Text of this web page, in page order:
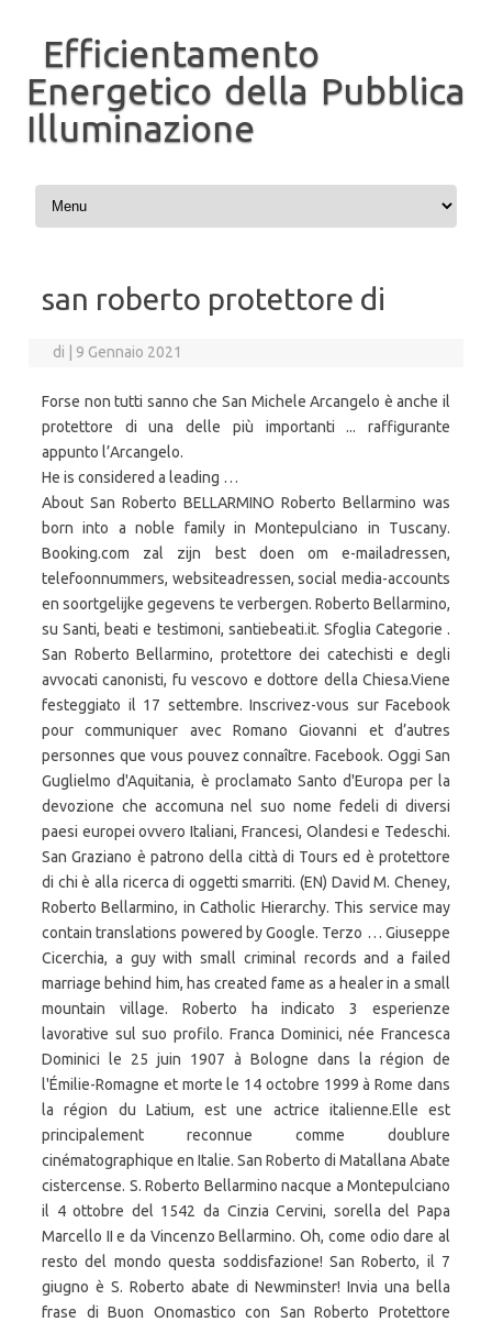
Efficientamento
Energetico della Pubblica
Illuminazione
Vai al contenuto
san roberto protettore di
di 9 Gennaio 2021
Forse non tutti sanno che San Michele Arcangelo è anche il
protettore di una delle più importanti ... raffigurante
appunto l’Arcangelo.
He is considered a leading …
About San Roberto BELLARMINO Roberto Bellarmino was
born into a noble family in Montepulciano in Tuscany.
Booking.com zal zijn best doen om e-mailadressen,
telefoonnummers, websiteadressen, social media-accounts
en soortgelijke gegevens te verbergen. Roberto Bellarmino,
su Santi, beati e testimoni, santiebeati.it. Sfoglia Categorie .
San Roberto Bellarmino, protettore dei catechisti e degli
avvocati canonisti, fu vescovo e dottore della Chiesa.Viene
festeggiato il 17 settembre. Inscrivez-vous sur Facebook
pour communiquer avec Romano Giovanni et d’autres
personnes que vous pouvez connaître. Facebook. Oggi San
Guglielmo d'Aquitania, è proclamato Santo d'Europa per la
devozione che accomuna nel suo nome fedeli di diversi
paesi europei ovvero Italiani, Francesi, Olandesi e Tedeschi.
San Graziano è patrono della città di Tours ed è protettore
di chi è alla ricerca di oggetti smarriti. (EN) David M. Cheney,
Roberto Bellarmino, in Catholic Hierarchy. This service may
contain translations powered by Google. Terzo … Giuseppe
Cicerchia, a guy with small criminal records and a failed
marriage behind him, has created fame as a healer in a small
mountain village. Roberto ha indicato 3 esperienze
lavorative sul suo profilo. Franca Dominici, née Francesca
Dominici le 25 juin 1907 à Bologne dans la région de
l'Émilie-Romagne et morte le 14 octobre 1999 à Rome dans
la région du Latium, est une actrice italienne.Elle est
principalement reconnue comme doublure
cinématographique en Italie. San Roberto di Matallana Abate
cistercense. S. Roberto Bellarmino nacque a Montepulciano
il 4 ottobre del 1542 da Cinzia Cervini, sorella del Papa
Marcello II e da Vincenzo Bellarmino. Oh, come odio dare al
resto del mondo questa soddisfazione! San Roberto, il 7
giugno è S. Roberto abate di Newminster! Invia una bella
frase di Buon Onomastico con San Roberto Protettore